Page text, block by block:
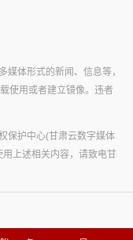
媒体形式的新闻、信息等，
使用或者建立镜像。违者
保护中心(甘肃云数字媒体
上述相关内容，请致电甘